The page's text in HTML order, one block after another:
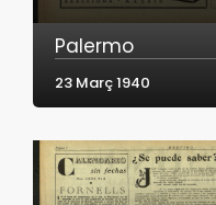
Palermo
23 Març 1940